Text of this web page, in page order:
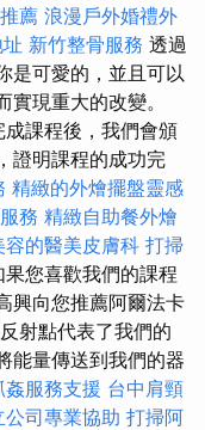
薦 浪漫戶外婚禮外
新竹整骨服務 透過
是可愛的，並且可以
現重大的改變。
成課程後，我們會頒
證明課程的成功完
精緻的外燴擺盤靈感
務 精緻自助餐外燴
的醫美皮膚科 打掃
果您喜歡我們的課程
興向您推薦阿爾法卡
射點代表了我們的
能量傳送到我們的器
姦服務支援 台中肩頸
司專業協助 打掃阿